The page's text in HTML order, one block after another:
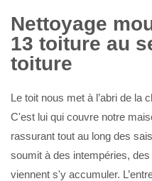
Nettoyage
13 toiture au
toiture
Le toit nous met à l’abri de la
C'est lui qui couvre notre
rassurant tout au long des
soumit à des intempéries,
viennent s'y accumuler.